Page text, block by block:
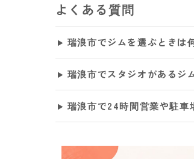
よくある質問
瑞浪市でジムを選ぶときは
瑞浪市でスタジオがあるジ
瑞浪市で24時間営業や駐車